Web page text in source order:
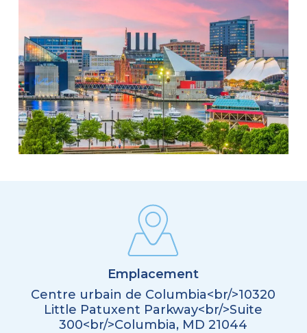
Emplacement
Centre urbain de Columbia<br/>10320
Little Patuxent Parkway<br/>Suite
300<br/>Columbia, MD 21044